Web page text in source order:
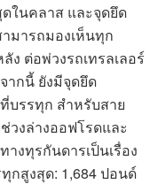
ในคลาส และจุดยึด
มารถมองเห็นทุก
ง ต่อพ่วงรถเทรลเลอร์
กนี้ ยังมีจุดยึด
บรรทุก สำหรับสาย
วงล่างออฟโรดและ
งทุรกันดารเป็นเรื่อง
กสูงสุด: 1,684 ปอนด์